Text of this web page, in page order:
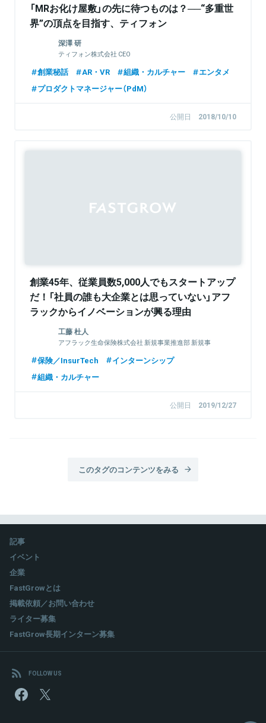
「MRお化け屋敷」の先に待つものは？──“多重世
界”の頂点を目指す、ティフォン
深澤 研
ティフォン株式会社 CEO
創業秘話 AR・VR 組織・カルチャー
エンタメ
プロダクトマネージャー（PdM）
公開日 2018/10/10
創業45年、従業員数5,000人でもスタートアップ
だ！「社員の誰も大企業とは思っていない」アフ
ラックからイノベーションが興る理由
工藤 杜人
アフラック生命保険株式会社 新規事業推進部 新規事
保険／InsurTech
インターンシップ
組織・カルチャー
公開日 2019/12/27
このタグのコンテンツをみる
記事
イベント
企業
FastGrowとは
掲載依頼／お問い合わせ
ライター募集
FastGrow長期インターン募集
FOLLOW US